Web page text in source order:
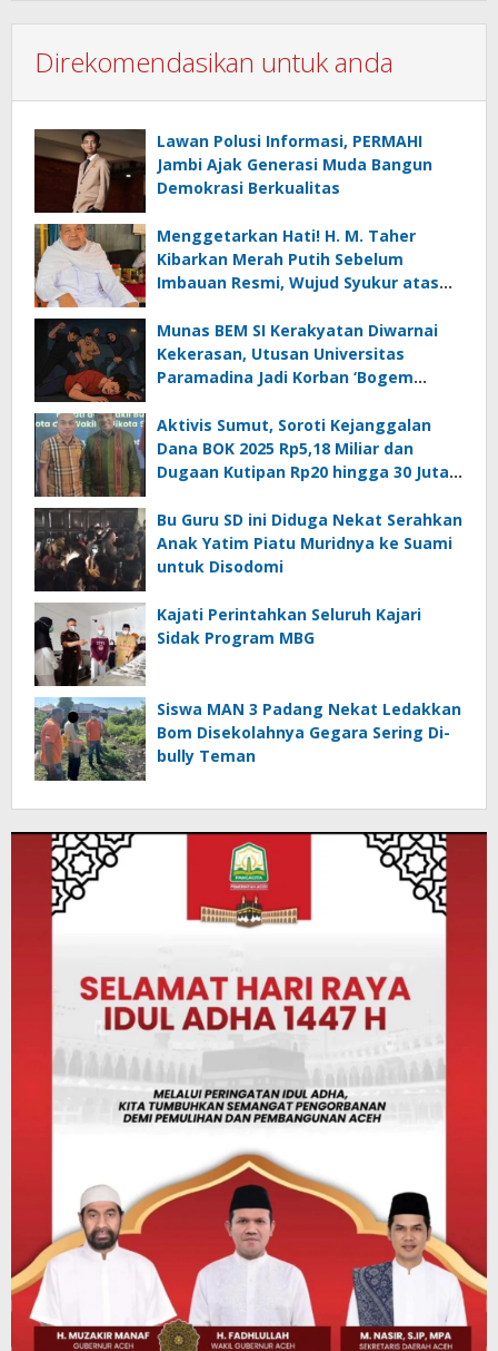
Direkomendasikan untuk anda
Lawan Polusi Informasi, PERMAHI
Jambi Ajak Generasi Muda Bangun
Demokrasi Berkualitas
Menggetarkan Hati! H. M. Taher
Kibarkan Merah Putih Sebelum
Imbauan Resmi, Wujud Syukur atas
Munas BEM SI Kerakyatan Diwarnai
Kekerasan, Utusan Universitas
Paramadina Jadi Korban ‘Bogem
Aktivis Sumut, Soroti Kejanggalan
Dana BOK 2025 Rp5,18 Miliar dan
Dugaan Kutipan Rp20 hingga 30 Juta
Bu Guru SD ini Diduga Nekat Serahkan
Anak Yatim Piatu Muridnya ke Suami
untuk Disodomi
Kajati Perintahkan Seluruh Kajari
Sidak Program MBG
Siswa MAN 3 Padang Nekat Ledakkan
Bom Disekolahnya Gegara Sering Di-
bully Teman